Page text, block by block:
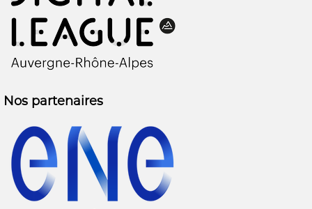
Nos partenaires